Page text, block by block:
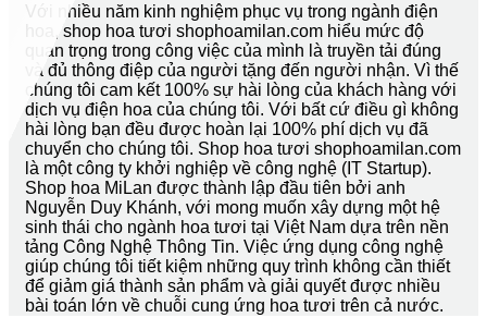
Với nhiều năm kinh nghiệm phục vụ trong ngành điện
hoa, shop hoa tươi shophoamilan.com hiểu mức độ
quan trọng trong công việc của mình là truyền tải đúng
và đủ thông điệp của người tặng đến người nhận. Vì thế
chúng tôi cam kết 100% sự hài lòng của khách hàng với
dịch vụ điện hoa của chúng tôi. Với bất cứ điều gì không
hài lòng bạn đều được hoàn lại 100% phí dịch vụ đã
chuyển cho chúng tôi. Shop hoa tươi shophoamilan.com
là một công ty khởi nghiệp về công nghệ (IT Startup).
Shop hoa MiLan được thành lập đầu tiên bởi anh
Nguyễn Duy Khánh, với mong muốn xây dựng một hệ
sinh thái cho ngành hoa tươi tại Việt Nam dựa trên nền
tảng Công Nghệ Thông Tin. Việc ứng dụng công nghệ
giúp chúng tôi tiết kiệm những quy trình không cần thiết
để giảm giá thành sản phẩm và giải quyết được nhiều
bài toán lớn về chuỗi cung ứng hoa tươi trên cả nước.